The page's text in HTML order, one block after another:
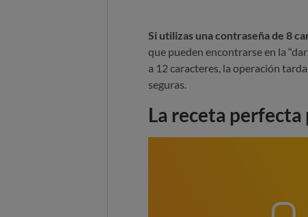
Si utilizas una contraseña de 8
que pueden encontrarse en la
a 12 caracteres, la operación
seguras.
La receta perfecta